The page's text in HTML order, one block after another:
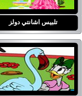
تلبيس اشانتي دولز